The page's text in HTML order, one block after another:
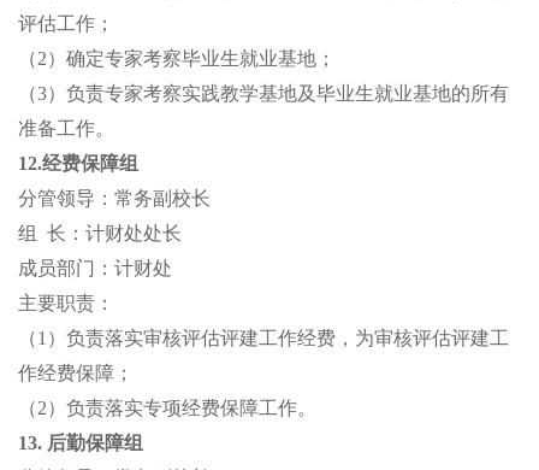
评估工作；
（2）确定专家考察毕业生就业基地；
（3）负责专家考察实践教学基地及毕业生就业基地的所有
准备工作。
12.经费保障组
分管领导：常务副校长
组 长：计财处处长
成员部门：计财处
主要职责：
（1）负责落实审核评估评建工作经费，为审核评估评建工
作经费保障；
（2）负责落实专项经费保障工作。
13. 后勤保障组